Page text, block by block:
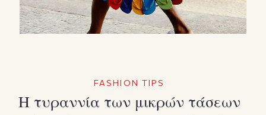
FASHION TIPS
Η τυραννία των μικρών τάσεων